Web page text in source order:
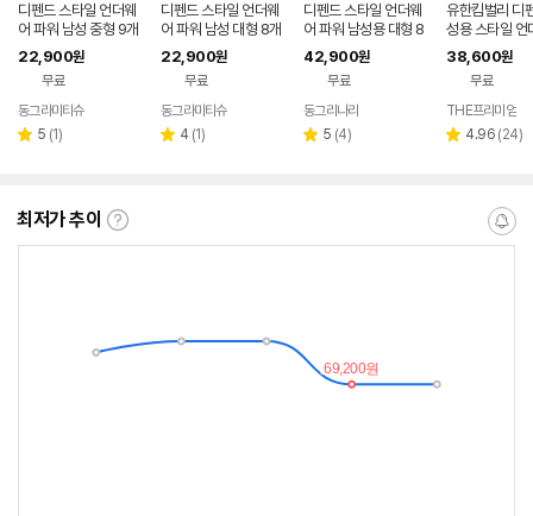
디펜드 스타일 언더웨
어 파워 남성 중형 9개
입 x 2팩
22,900원
무료
동그라미티슈
별 5 리
(1)
디펜드 스타일 언더웨
어 파워 남성 대형 8개
입 x 2팩
22,900원
무료
동그라미티슈
별 4 리
(1)
디펜드 스타일 언더웨
어 파워 남성용 대형 8
개입 4팩 성인 기저귀
42,900원
무료
동그리나라
별 5 리
(4)
유한킴벌리 디
성용 스타일 언
성인기저귀 파
8입x4개
38,600원
무료
THE프리미엄
별 4.96 리
(24)
최저가 추이
최
란?
알